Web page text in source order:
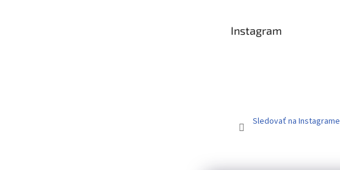
Instagram
Sledovať na Instagrame